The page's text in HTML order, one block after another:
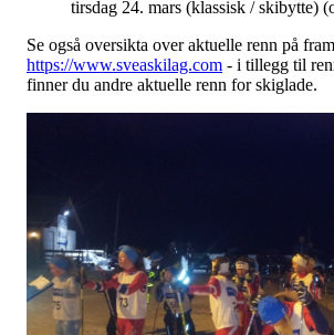
tirsdag 24. mars (klassisk / skibytte)
Se også oversikta over aktuelle renn på
https://www.sveaskilag.com - i tillegg til
finner du andre aktuelle renn for skiglade.